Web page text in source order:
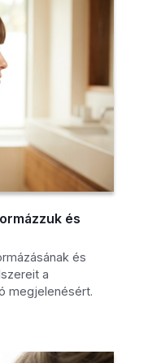
és
és
a
megjelenésért.